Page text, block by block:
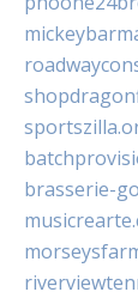
brasserie-